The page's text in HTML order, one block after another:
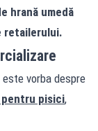
hrană umedă
retailerului.
vorba despre
pentru pisici,